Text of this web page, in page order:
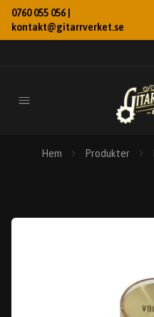
0760 055 056 |
kontakt@gitarrverket.se
Hem Produkter